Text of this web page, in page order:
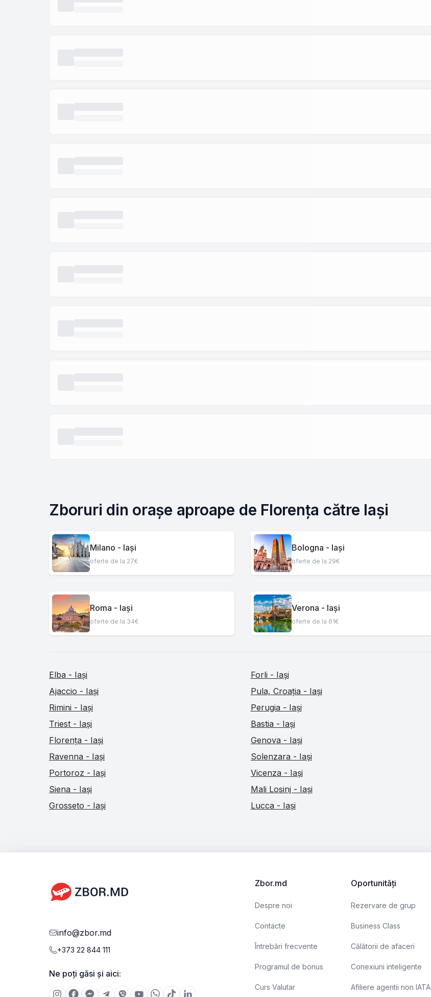
Zboruri din orașe aproape de Florența către Iași
Milano - Iași
oferte de la 27€
Bologna - Iași
oferte de la 29€
Roma - Iași
oferte de la 34€
Verona - Iași
oferte de la 61€
Elba - Iași Forli - Iași
Ajaccio - Iași
Pula, Croația - Iași
Rimini - Iași
Perugia - Iași
Triest - Iași
Bastia - Iași
Florența - Iași
Genova - Iași
Ravenna - Iași
Solenzara - Iași
Portoroz - Iași
Vicenza - Iași
Siena - Iași
Mali Losinj - Iași
Grosseto - Iași
Lucca - Iași
info@zbor.md
+373 22 844 111
Ne poți găsi și aici:
Zbor.md
Despre noi
Contacte
Întrebări frecvente
Programul de bonus
Curs Valutar
Oportunități
Rezervare de grup
Business Class
Călătorii de afaceri
Conexiuni inteligente
Afiliere agentii non IATA